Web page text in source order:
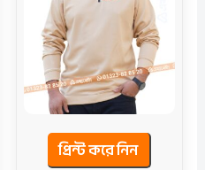
প্রিন্ট করে নিন